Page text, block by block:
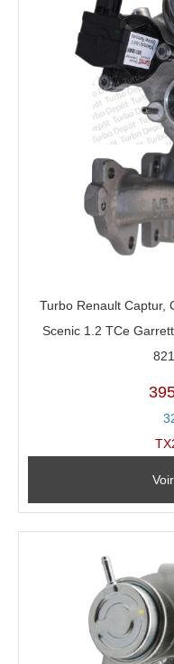
Turbo Renault Captur,
Scenic 1.2 TCe